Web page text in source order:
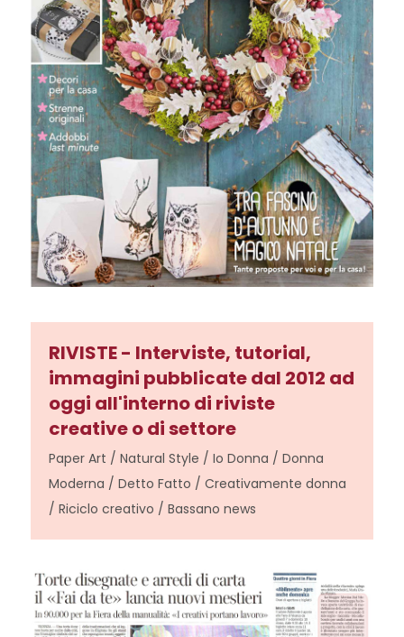
RIVISTE - Interviste, tutorial,
immagini pubblicate dal 2012 ad
oggi all'interno di riviste
creative o di settore
Paper Art / Natural Style / Io Donna / Donna
Moderna / Detto Fatto / Creativamente donna
/ Riciclo creativo / Bassano news